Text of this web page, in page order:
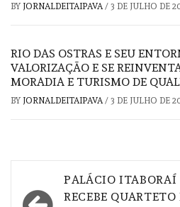
BY JORNALDEITAIPAVA/ 3 DE JULHO DE
RIO DAS OSTRAS E SEU
VALORIZAÇÃO E SE
MORADIA E TURISMO DE
BY JORNALDEITAIPAVA/ 3 DE JULHO DE
Navegação
PALÁCIO ITABORAÍ
RECEBE